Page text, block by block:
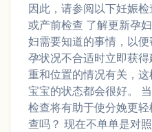
因此，请参阅以下妊娠
或产前检查 了解更新孕
妇需要知道的事情，以
孕状况不合适时立即获
重和位置的情况有关，
宝宝的状态都会很好。
检查将有助于使分娩更
查吗？ 现在不单单是对